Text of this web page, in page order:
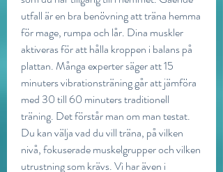
utfall är en bra benövning att träna hemma
för mage, rumpa och lår. Dina muskler
aktiveras för att hålla kroppen i balans på
plattan. Många experter säger att 15
minuters vibrationsträning går att jämföra
med 30 till 60 minuters traditionell
träning. Det förstår man om man testat.
Du kan välja vad du vill träna, på vilken
nivå, fokuserade muskelgrupper och vilken
utrustning som krävs. Vi har även i